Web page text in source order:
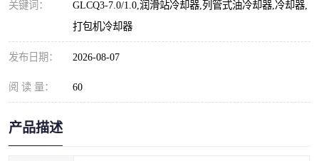
关键词：
GLCQ3-7.0/1.0,润滑站冷却器,列管式油冷却器,冷却器,
打包机冷却器
发布日期： 2026-08-07
阅 读 量： 60
产品描述